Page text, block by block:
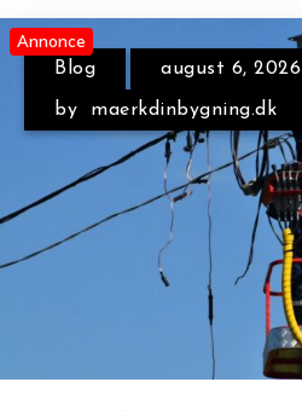
Blog august 6, 2026
by maerkdinbygning.dk
Annonce
Annonce